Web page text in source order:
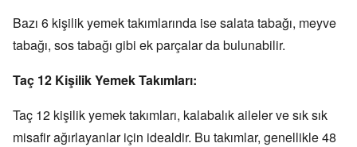
Bazı 6 kişilik yemek takımlarında ise salata tabağı, meyve
tabağı, sos tabağı gibi ek parçalar da bulunabilir.
Taç 12 Kişilik Yemek Takımları:
Taç 12 kişilik yemek takımları, kalabalık aileler ve sık sık
misafir ağırlayanlar için idealdir. Bu takımlar, genellikle 48